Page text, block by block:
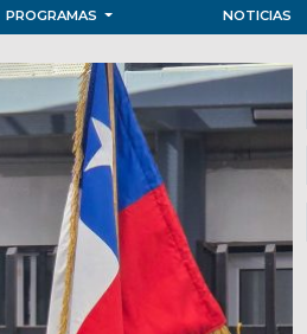
PROGRAMAS NOTICIAS